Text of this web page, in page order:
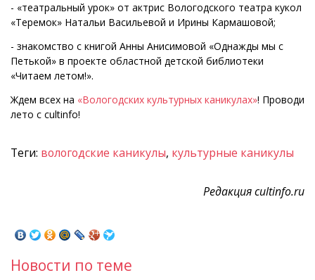
- «театральный урок» от актрис Вологодского театра кукол
«Теремок» Натальи Васильевой и Ирины Кармашовой;
- знакомство с книгой Анны Анисимовой «Однажды мы с
Петькой» в проекте областной детской библиотеки
«Читаем летом!».
Ждем всех на «Вологодских культурных каникулах»! Проводи
лето с cultinfo!
Теги: вологодские каникулы, культурные каникулы
Редакция cultinfo.ru
Новости по теме